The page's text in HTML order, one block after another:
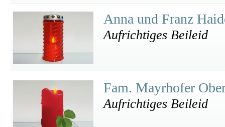
Anna und Franz
Aufrichtiges Beileid
Fam. Mayrhofer
Aufrichtiges Beileid